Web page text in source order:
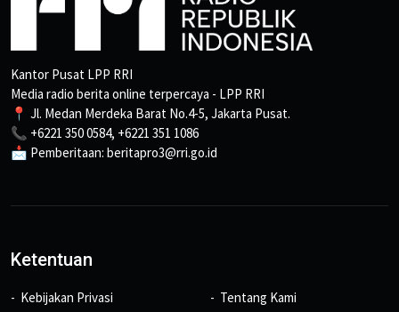
Kantor Pusat LPP RRI
Media radio berita online terpercaya - LPP RRI
📍 Jl. Medan Merdeka Barat No.4-5, Jakarta Pusat.
📞 +6221 350 0584, +6221 351 1086
📩 Pemberitaan: beritapro3@rri.go.id
Ketentuan
Kebijakan Privasi
Tentang Kami